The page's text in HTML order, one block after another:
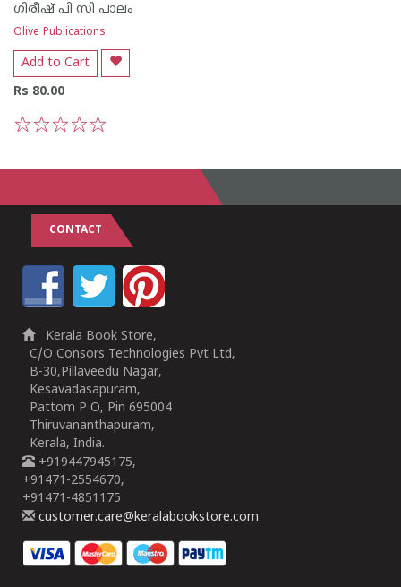
ഗിരീഷ് പി സി പാലം
Olive Publications
Add to Cart
Rs 80.00
CONTACT
Kerala Book Store,
C/O Consors Technologies Pvt Ltd,
B-30,Pillaveedu Nagar,
Kesavadasapuram,
Pattom P O, Pin 695004
Thiruvananthapuram,
Kerala, India.
+919447945175,
+91471-2554670,
+91471-4851175
customer.care@keralabookstore.com